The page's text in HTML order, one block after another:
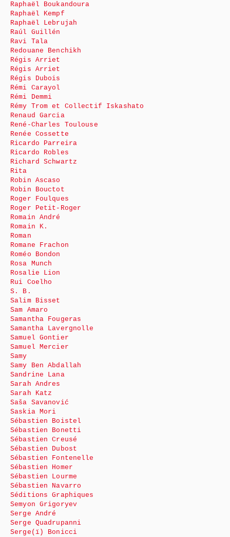
Raphaël Boukandoura
Raphaël Kempf
Raphaël Lebrujah
Raúl Guillén
Ravi Tala
Redouane Benchikh
Régis Arriet
Régis Arriet
Régis Dubois
Rémi Carayol
Rémi Demmi
Rémy Trom et Collectif Iskashato
Renaud Garcia
René-Charles Toulouse
Renée Cossette
Ricardo Parreira
Ricardo Robles
Richard Schwartz
Rita
Robin Ascaso
Robin Bouctot
Roger Foulques
Roger Petit-Roger
Romain André
Romain K.
Roman
Romane Frachon
Roméo Bondon
Rosa Munch
Rosalie Lion
Rui Coelho
S. B.
Salim Bisset
Sam Amaro
Samantha Fougeras
Samantha Lavergnolle
Samuel Gontier
Samuel Mercier
Samy
Samy Ben Abdallah
Sandrine Lana
Sarah Andres
Sarah Katz
Saša Savanović
Saskia Mori
Sébastien Boistel
Sébastien Bonetti
Sébastien Creusé
Sébastien Dubost
Sébastien Fontenelle
Sébastien Homer
Sébastien Lourme
Sébastien Navarro
Séditions Graphiques
Semyon Grigoryev
Serge André
Serge Quadrupanni
Serge(ï) Bonicci